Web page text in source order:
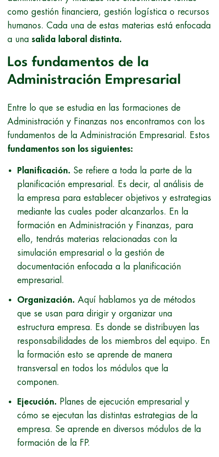
como gestión financiera, gestión logística o recursos
humanos. Cada una de estas materias está enfocada
a una salida laboral distinta.
Los fundamentos de la
Administración Empresarial
Entre lo que se estudia en las formaciones de
Administración y Finanzas nos encontramos con los
fundamentos de la Administración Empresarial. Estos
fundamentos son los siguientes:
Planificación. Se refiere a toda la parte de la
planificación empresarial. Es decir, al análisis de
la empresa para establecer objetivos y estrategias
mediante las cuales poder alcanzarlos. En la
formación en Administración y Finanzas, para
ello, tendrás materias relacionadas con la
simulación empresarial o la gestión de
documentación enfocada a la planificación
empresarial.
Organización. Aquí hablamos ya de métodos
que se usan para dirigir y organizar una
estructura empresa. Es donde se distribuyen las
responsabilidades de los miembros del equipo. En
la formación esto se aprende de manera
transversal en todos los módulos que la
componen.
Ejecución. Planes de ejecución empresarial y
cómo se ejecutan las distintas estrategias de la
empresa. Se aprende en diversos módulos de la
formación de la FP.